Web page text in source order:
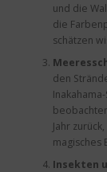
und die
die
schätzen
den
Jahr
magisches
Insekten